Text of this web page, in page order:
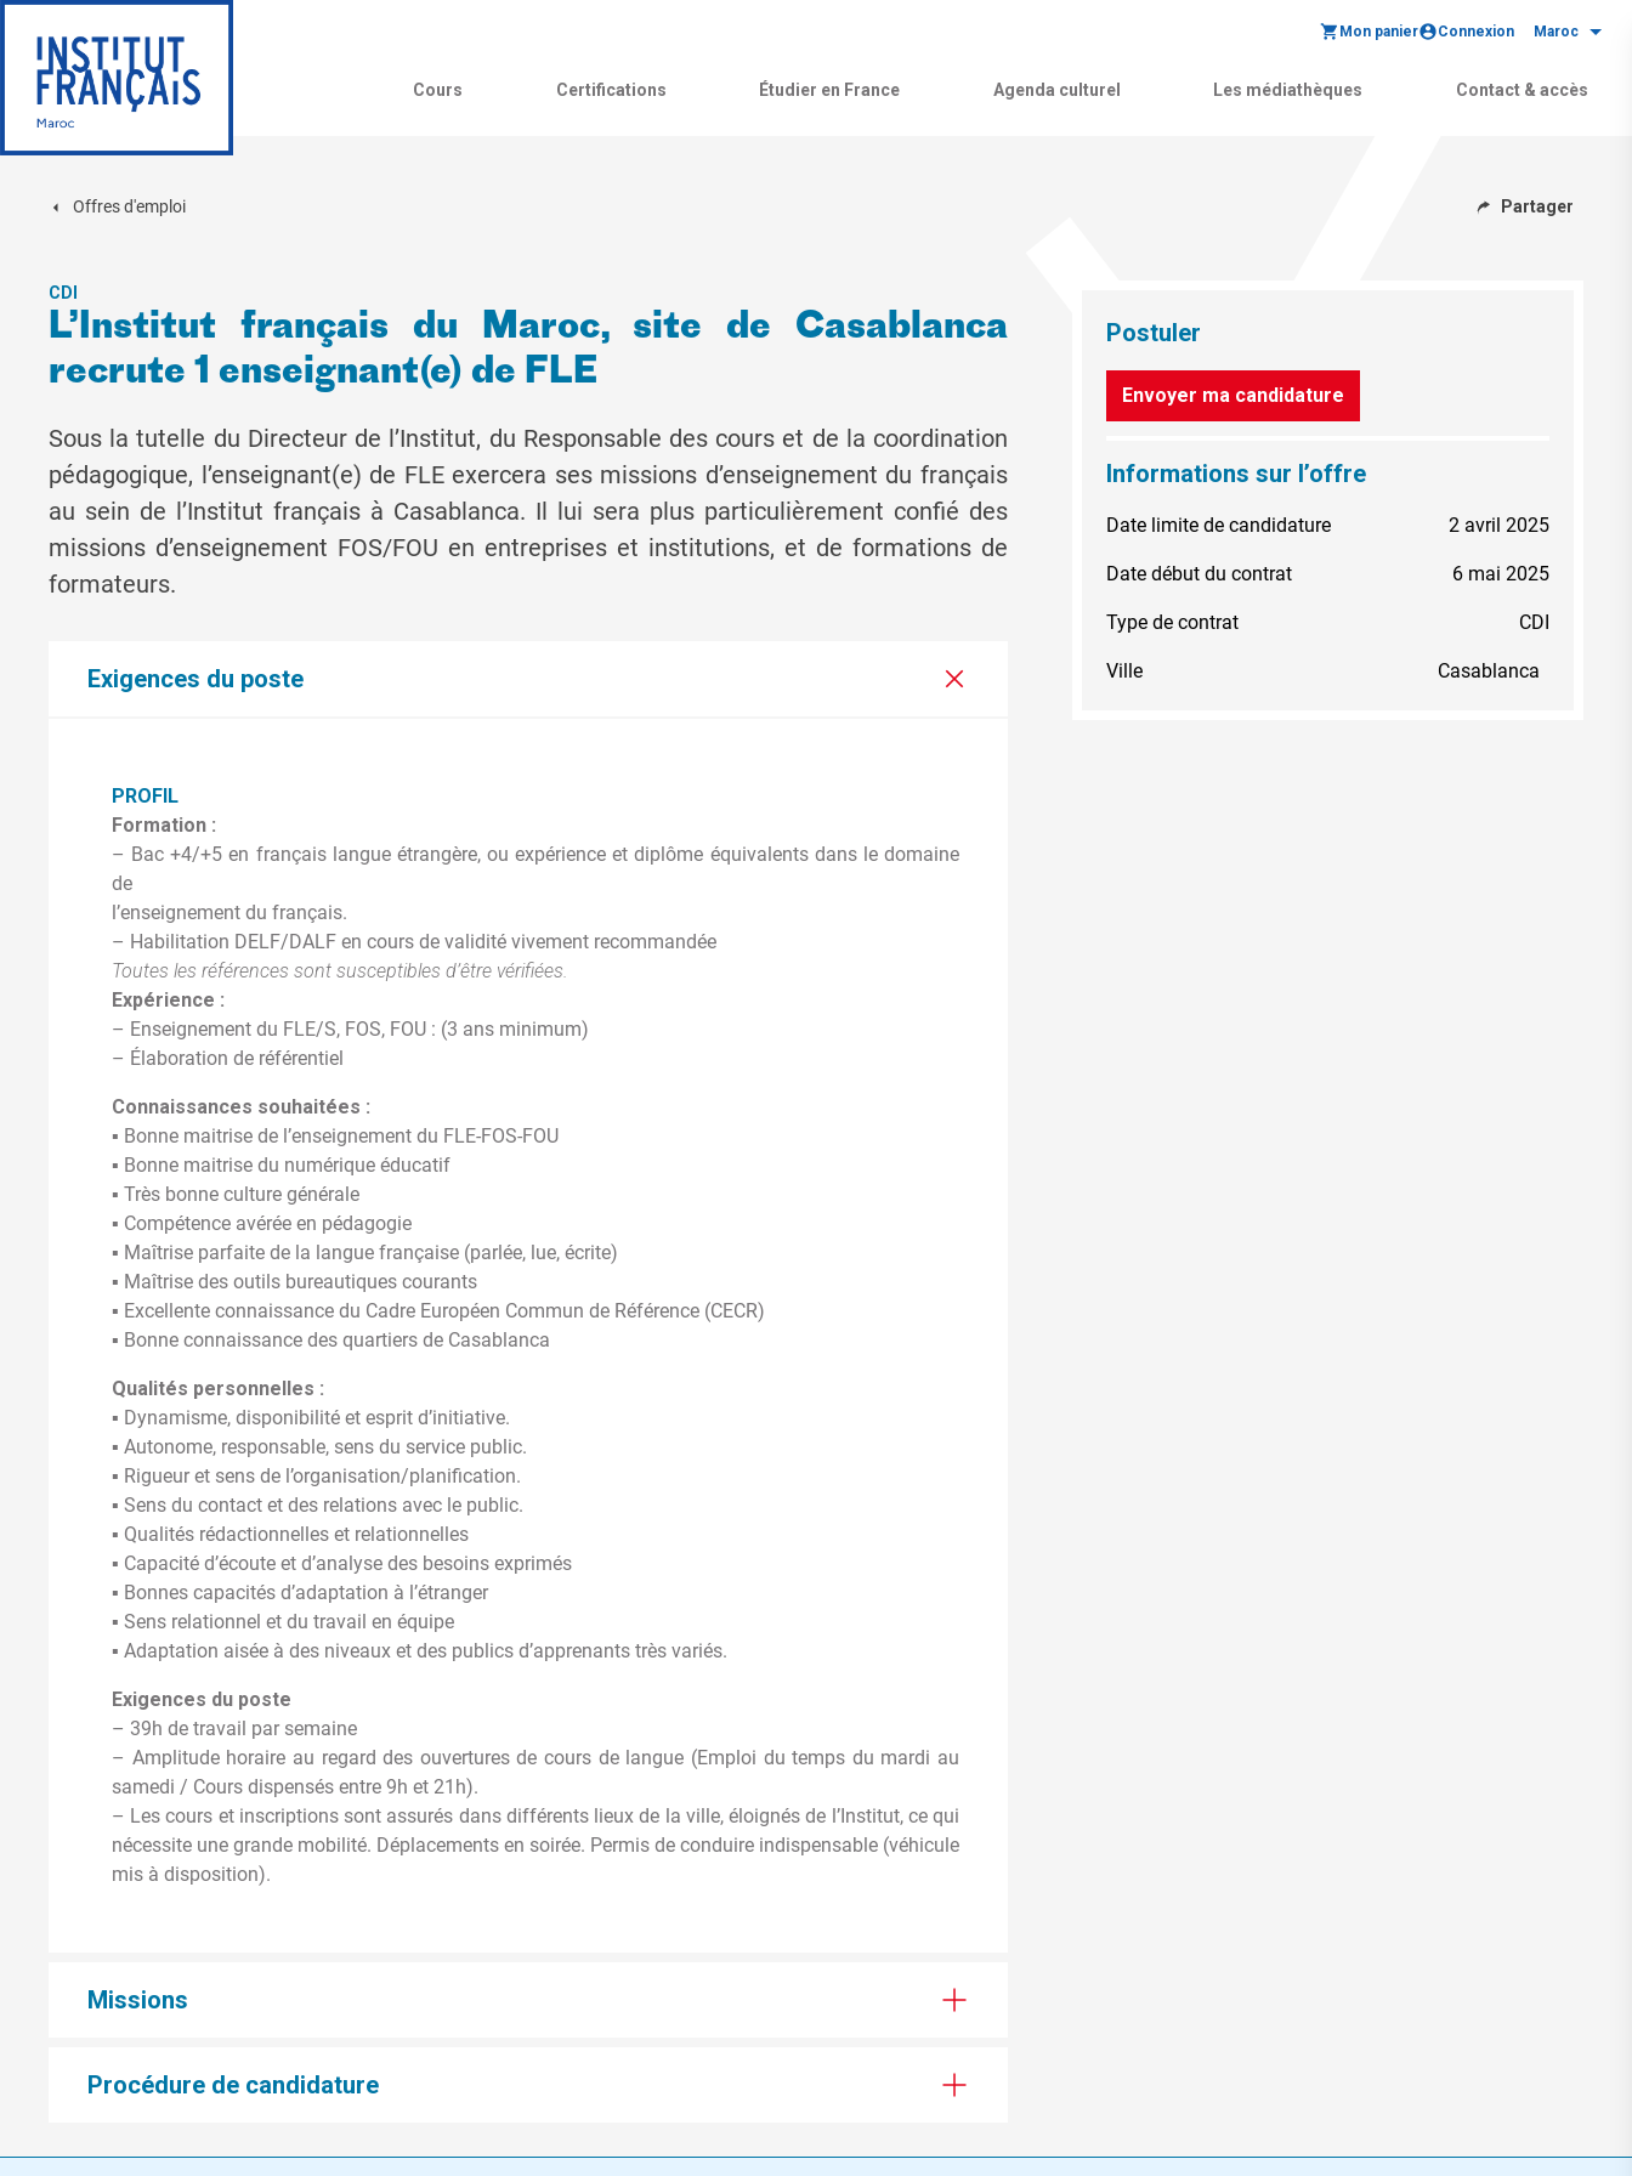
Mon panier Connexion Maroc
Cours Certifications Étudier en France Agenda culturel Les médiathèques Contact & accès
Offres d'emploi Partager
CDI
L’Institut français du Maroc, site de Casablanca
recrute 1 enseignant(e) de FLE
Sous la tutelle du Directeur de l’Institut, du Responsable des cours et de la coordination
pédagogique, l’enseignant(e) de FLE exercera ses missions d’enseignement du français
au sein de l’Institut français à Casablanca. Il lui sera plus particulièrement confié des
missions d’enseignement FOS/FOU en entreprises et institutions, et de formations de
formateurs.
Exigences du poste
PROFIL
Formation :
– Bac +4/+5 en français langue étrangère, ou expérience et diplôme équivalents dans le domaine
de
l’enseignement du français.
– Habilitation DELF/DALF en cours de validité vivement recommandée
Toutes les références sont susceptibles d’être vérifiées.
Expérience :
– Enseignement du FLE/S, FOS, FOU : (3 ans minimum)
– Élaboration de référentiel
Connaissances souhaitées :
▪ Bonne maitrise de l’enseignement du FLE-FOS-FOU
▪ Bonne maitrise du numérique éducatif
▪ Très bonne culture générale
▪ Compétence avérée en pédagogie
▪ Maîtrise parfaite de la langue française (parlée, lue, écrite)
▪ Maîtrise des outils bureautiques courants
▪ Excellente connaissance du Cadre Européen Commun de Référence (CECR)
▪ Bonne connaissance des quartiers de Casablanca
Qualités personnelles :
▪ Dynamisme, disponibilité et esprit d’initiative.
▪ Autonome, responsable, sens du service public.
▪ Rigueur et sens de l’organisation/planification.
▪ Sens du contact et des relations avec le public.
▪ Qualités rédactionnelles et relationnelles
▪ Capacité d’écoute et d’analyse des besoins exprimés
▪ Bonnes capacités d’adaptation à l’étranger
▪ Sens relationnel et du travail en équipe
▪ Adaptation aisée à des niveaux et des publics d’apprenants très variés.
Exigences du poste
– 39h de travail par semaine
– Amplitude horaire au regard des ouvertures de cours de langue (Emploi du temps du mardi au
samedi / Cours dispensés entre 9h et 21h).
– Les cours et inscriptions sont assurés dans différents lieux de la ville, éloignés de l’Institut, ce qui
nécessite une grande mobilité. Déplacements en soirée. Permis de conduire indispensable (véhicule
mis à disposition).
Missions
Procédure de candidature
Postuler
Envoyer ma candidature
Informations sur l’offre
Date limite de candidature 2 avril 2025
Date début du contrat 6 mai 2025
Type de contrat CDI
Ville Casablanca